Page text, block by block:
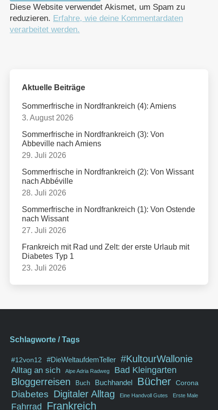
Diese Website verwendet Akismet, um Spam zu
reduzieren. Erfahre, wie deine Kommentardaten
verarbeitet werden.
Aktuelle Beiträge
Sommerfrische in Nordfrankreich (4): Amiens
3. August 2026
Sommerfrische in Nordfrankreich (3): Von
Abbeville nach Amiens
29. Juli 2026
Sommerfrische in Nordfrankreich (2): Von Wissant
nach Abbéville
28. Juli 2026
Sommerfrische in Nordfrankreich (1): Von Ostende
nach Wissant
27. Juli 2026
Frankreich mit Rad und Zelt: der erste Urlaub mit
Diabetes Typ 1
23. Juli 2026
Schlagworte / Tags
#12von12 #DieWeltaufdemTeller #KultourWallonie
Alltag an sich Alpe Adria Radweg Bad Kleingarten
Bloggerreisen Buch Buchhandel Bücher Corona
Diabetes Digitaler Alltag Eine Handvoll Gutes Erste Male
Fahrrad Frankreich